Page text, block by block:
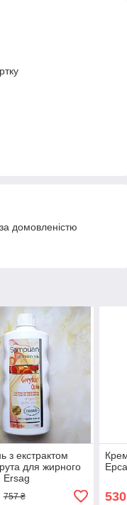
домовленістю
з екстрактом
для жирного
Ersag
757 ₴ 530